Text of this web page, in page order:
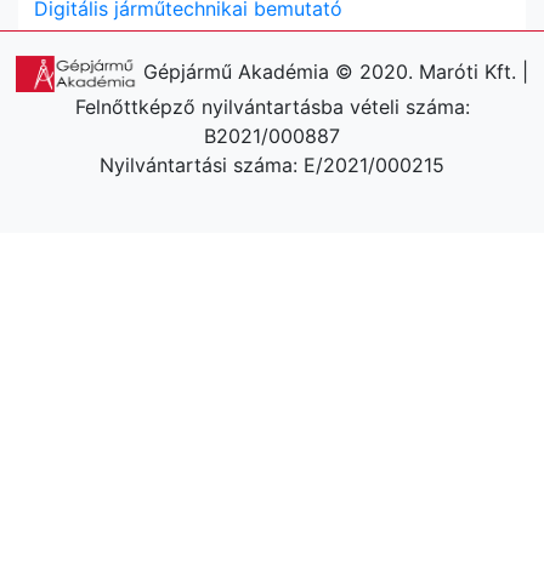
Digitális járműtechnikai bemutató
Gépjármű Akadémia © 2020. Maróti Kft. |
Felnőttképző nyilvántartásba vételi száma:
B2021/000887
Nyilvántartási száma: E/2021/000215